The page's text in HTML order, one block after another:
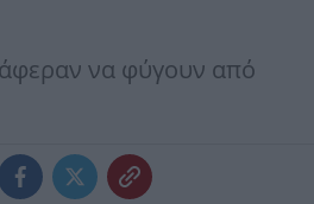
να φύγουν από